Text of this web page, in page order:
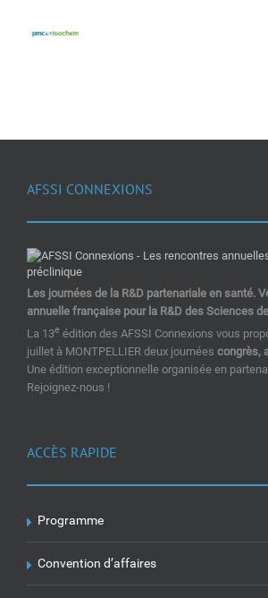
AFSSI CONNEXIONS
Les journées de la R&D partenariale en santé.
annuelle française pour la R&D des Sciences
La 13e édition des AFSSI Connexions vous
juillet à MONTPELLIER deux journées congrès,
Une édition exceptionnelle organisée en
Rejoignez-nous !
ACCÈS RAPIDE
Programme
Convention d’affaires